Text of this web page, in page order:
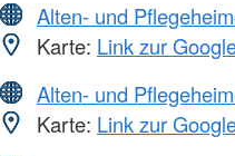
Alten- und
Karte: Link zur
Alten- und
Karte: Link zur